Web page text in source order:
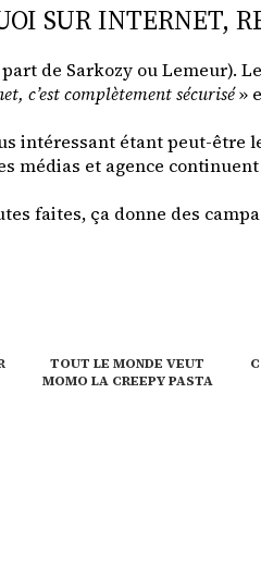
SUR INTERNET,
de Sarkozy ou Lemeur).
c’est complètement sécurisé»
intéressant étant peut-être
et agence
faites, ça donne des
TOUT LE MONDE VEUT
MOMO LA CREEPY PASTA